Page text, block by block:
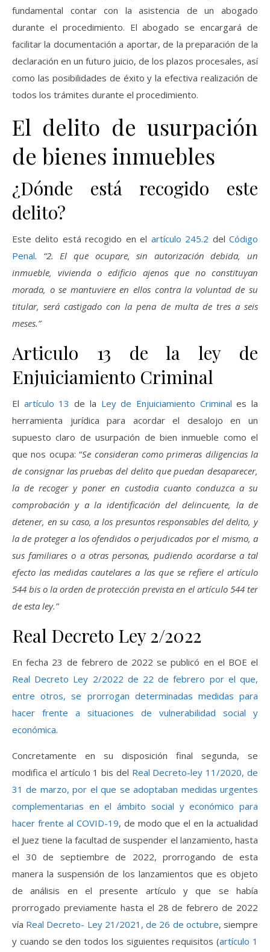
fundamental contar con la asistencia de un abogado
durante el procedimiento. El abogado se encargará de
facilitar la documentación a aportar, de la preparación de la
declaración en un futuro juicio, de los plazos procesales, así
como las posibilidades de éxito y la efectiva realización de
todos los trámites durante el procedimiento.
El delito de usurpación
de bienes inmuebles
¿Dónde está recogido este
delito?
Este delito está recogido en el artículo 245.2 delCódigo
Penal. “2. El que ocupare, sin autorización debida, un
inmueble, vivienda o edificio ajenos que no constituyan
morada, o se mantuviere en ellos contra la voluntad de su
titular, será castigado con la pena de multa de tres a seis
meses.”
Articulo 13 de la ley de
Enjuiciamiento Criminal
El artículo 13 de la Ley de Enjuiciamiento Criminal es la
herramienta jurídica para acordar el desalojo en un
supuesto claro de usurpación de bien inmueble como el
que nos ocupa: “Se consideran como primeras diligencias la
de consignar las pruebas del delito que puedan desaparecer,
la de recoger y poner en custodia cuanto conduzca a su
comprobación y a la identificación del delincuente, la de
detener, en su caso, a los presuntos responsables del delito, y
la de proteger a los ofendidos o perjudicados por el mismo, a
sus familiares o a otras personas, pudiendo acordarse a tal
efecto las medidas cautelares a las que se refiere el artículo
544 bis o la orden de protección prevista en el artículo 544 ter
de esta ley.”
Real Decreto Ley 2/2022
En fecha 23 de febrero de 2022 se publicó en el BOE el
Real Decreto Ley 2/2022 de 22 de febrero por el que,
entre otros, se prorrogan determinadas medidas para
hacer frente a situaciones de vulnerabilidad social y
económica.
Concretamente en su disposición final segunda, se
modifica el artículo 1 bis del Real Decreto-ley 11/2020, de
31 de marzo, por el que se adoptaban medidas urgentes
complementarias en el ámbito social y económico para
hacer frente al COVID-19, de modo que el en la actualidad
el Juez tiene la facultad de suspender el lanzamiento, hasta
el 30 de septiembre de 2022, prorrogando de esta
manera la suspensión de los lanzamientos que es objeto
de análisis en el presente artículo y que se había
prorrogado previamente hasta el 28 de febrero de 2022
vía Real Decreto- Ley 21/2021, de 26 de octubre, siempre
y cuando se den todos los siguientes requisitos (artículo 1